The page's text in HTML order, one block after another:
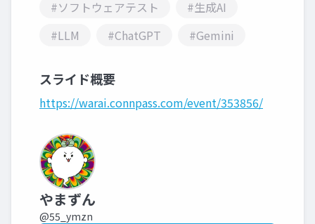
#ソフトウェアテスト
#生成AI
#LLM
#ChatGPT #Gemini
スライド概要
https://warai.connpass.com/event/353856/
やまずん
@55_ymzn